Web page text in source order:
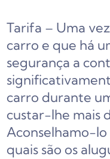
Tarifa – Uma
carro e que há
segurança a
carro durante
custar-lhe mais
Aconselhamo-
quais são os